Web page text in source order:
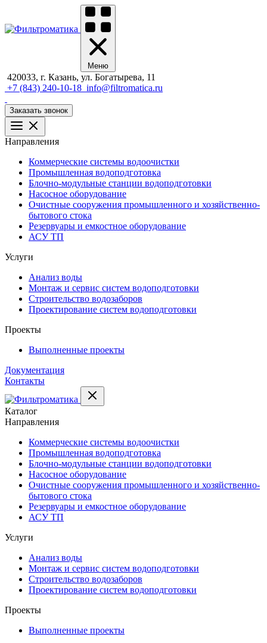
Меню
420033, г. Казань, ул. Богатырева, 11
+7 (843) 240-10-18 info@filtromatica.ru
Заказать звонок
Направления
Коммерческие системы водоочистки
Промышленная водоподготовка
Блочно-модульные станции водоподготовки
Насосное оборудование
Очистные сооружения промышленного и хозяйственно-
бытового стока
Резервуары и емкостное оборудование
АСУ ТП
Услуги
Анализ воды
Монтаж и сервис систем водоподготовки
Строительство водозаборов
Проектирование систем водоподготовки
Проекты
Выполненные проекты
Документация
Контакты
Каталог
Направления
Коммерческие системы водоочистки
Промышленная водоподготовка
Блочно-модульные станции водоподготовки
Насосное оборудование
Очистные сооружения промышленного и хозяйственно-
бытового стока
Резервуары и емкостное оборудование
АСУ ТП
Услуги
Анализ воды
Монтаж и сервис систем водоподготовки
Строительство водозаборов
Проектирование систем водоподготовки
Проекты
Выполненные проекты